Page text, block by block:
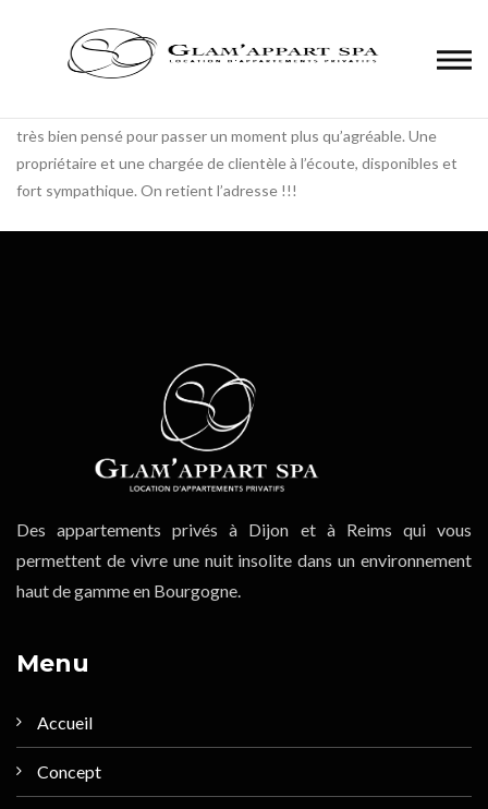
très bien pensé pour passer un moment plus qu’agréable. Une
propriétaire et une chargée de clientèle à l’écoute, disponibles et
fort sympathique. On retient l’adresse !!!
Des appartements privés à Dijon et à Reims qui vous
permettent de vivre une nuit insolite dans un environnement
haut de gamme en Bourgogne.
Menu
Accueil
Concept